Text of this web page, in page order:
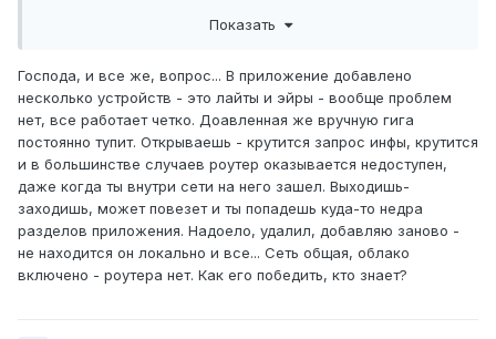
устройства. Ок, добавляю по CID'у, находит устройство,
запрашивает авторизацию и дальше сообщает мне, что
устройство не поддерживаемое, должна быть ОСь
старше 3.1 и включенная облачная служба. Все это
имеется, но...
Предлагает еще рестарт роутера - сделал на всякий -
толку 0, не добавляет.
В чем может быть проблема?
Показать
Господа, и все же, вопрос... В приложение добавлено
несколько устройств - это лайты и эйры - вообще проблем
нет, все работает четко. Доавленная же вручную гига
постоянно тупит. Открываешь - крутится запрос инфы, крутится
и в большинстве случаев роутер оказывается недоступен,
даже когда ты внутри сети на него зашел. Выходишь-
заходишь, может повезет и ты попадешь куда-то недра
разделов приложения. Надоело, удалил, добавляю заново -
не находится он локально и все... Сеть общая, облако
включено - роутера нет. Как его победить, кто знает?